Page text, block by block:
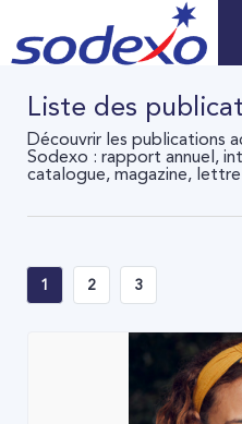
Liste des
Découvrir les publications
Sodexo : rapport annuel,
catalogue, magazine, lettre
1 2 3